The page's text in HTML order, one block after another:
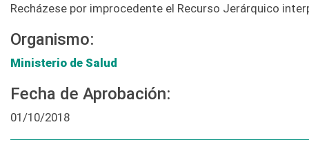
Recházese por improcedente el Recurso Jerárquico
Organismo:
Ministerio de Salud
Fecha de Aprobación:
01/10/2018